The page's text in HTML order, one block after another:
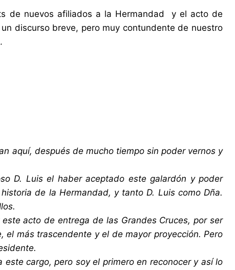
de nuevos afiliados a la Hermandad y el acto de
discurso breve, pero muy contundente de nuestro
aquí, después de mucho tiempo sin poder vernos y
D. Luis el haber aceptado este galardón y poder
de la Hermandad, y tanto D. Luis como Dña.
acto de entrega de las Grandes Cruces, por ser
más trascendente y el de mayor proyección. Pero
cargo, pero soy el primero en reconocer y así lo